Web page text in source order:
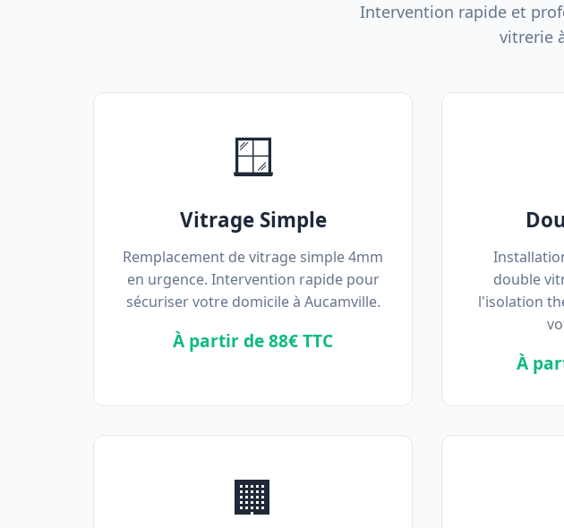
Intervention rapide et
vitrerie
🪟
Vitrage Simple
Remplacement de vitrage simple 4mm
en urgence. Intervention rapide pour
sécuriser votre domicile à Aucamville.
À partir de 88€ TTC
double
l'isolation
À
🏢